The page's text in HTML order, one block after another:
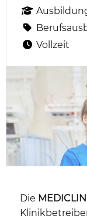
Vollzeit
Die MEDICLIN